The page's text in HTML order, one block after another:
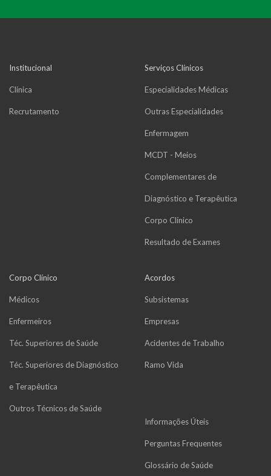
Institucional
Clínica
Recrutamento
Serviços Clínicos
Especialidades Médicas
Outras Especialidades
Enfermagem
MCDT - Meios
Complementares de
Diagnóstico e Terapêutica
Corpo Clínico
Resultado de Exames
Corpo Clínico
Médicos
Enfermeiros
Téc. Superiores de Saúde
Téc. Superiores de Diagnóstico
e Terapêutica
Outros Técnicos de Saúde
Acordos
Subsistemas
Empresas
Acidentes de Trabalho
Ramo Vida
Informações Úteis
Perguntas Frequentes
Glossário de Saúde